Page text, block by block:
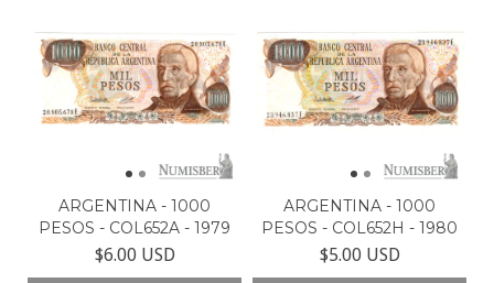
ARGENTINA - 1000
PESOS - COL652A - 1979
$6.00 USD
ARGENTINA - 1000
PESOS - COL652H - 1980
$5.00 USD